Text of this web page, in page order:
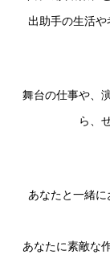
出助手の生活や
舞台の仕事や、
ら、
あなたと一緒に
あなたに素敵な